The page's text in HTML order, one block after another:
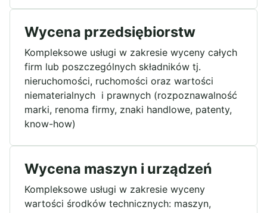
Wycena przedsiębiorstw
Kompleksowe usługi w zakresie wyceny całych
firm lub poszczególnych składników tj.
nieruchomości, ruchomości oraz wartości
niematerialnych i prawnych (rozpoznawalność
marki, renoma firmy, znaki handlowe, patenty,
know-how)
Wycena maszyn i urządzeń
Kompleksowe usługi w zakresie wyceny
wartości środków technicznych: maszyn,